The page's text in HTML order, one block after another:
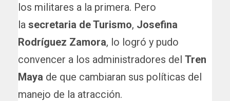
los militares a la primera. Pero
la secretaria de Turismo, Josefina
Rodríguez Zamora, lo logró y pudo
convencer a los administradores del Tren
Maya de que cambiaran sus políticas del
manejo de la atracción.